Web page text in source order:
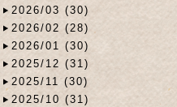
2026/03 (30)
2026/02 (28)
2026/01 (30)
2025/12 (31)
2025/11 (30)
2025/10 (31)